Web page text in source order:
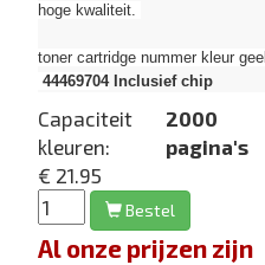
hoge kwaliteit.
toner cartridge nummer kleur geel
44469704Inclusief chip
Capaciteit
kleuren:
2000
pagina's
€ 21.95
Bestel
Al onze prijzen zijn